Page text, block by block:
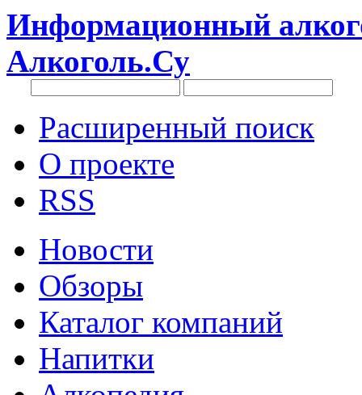
Информационный
Алкоголь.Су
Расширенный поиск
О проекте
RSS
Новости
Обзоры
Каталог компаний
Напитки